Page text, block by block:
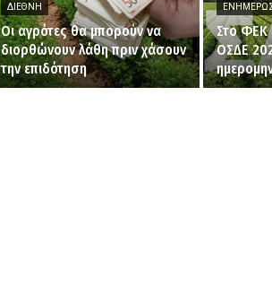
ΔΙΕΘΝΉ
Οι αγρότες θα μπορούν να
διορθώνουν λάθη πριν χάσουν
την επιδότηση
Στο ΦΕΚ
ΟΣΔΕ